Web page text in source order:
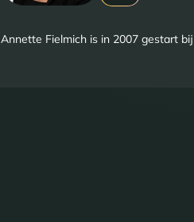
Annette Fielmich is in 2007 gestart